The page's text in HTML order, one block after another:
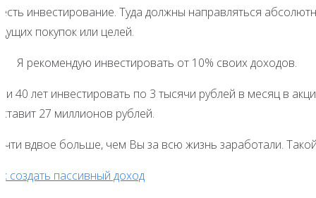
инвестирование. Туда должны направляться
покупок или целей.
Я рекомендую инвестировать от 10% своих доходов.
40 лет инвестировать по 3 тысячи рублей в месяц в
27 миллионов рублей.
вдвое больше, чем Вы за всю жизнь заработали.
создать пассивный доход